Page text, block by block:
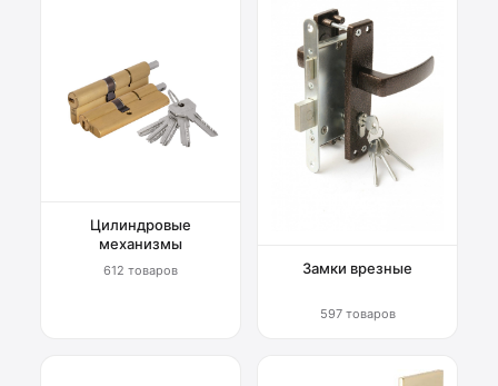
Цилиндровые
механизмы
612 товаров Замки врезные
597 товаров